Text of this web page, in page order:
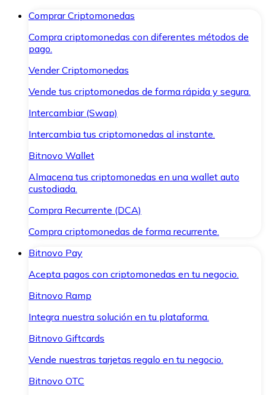
Comprar Criptomonedas
Compra criptomonedas con diferentes métodos de
pago.
Vender Criptomonedas
Vende tus criptomonedas de forma rápida y segura.
Intercambiar (Swap)
Intercambia tus criptomonedas al instante.
Bitnovo Wallet
Almacena tus criptomonedas en una wallet auto
custodiada.
Compra Recurrente (DCA)
Compra criptomonedas de forma recurrente.
Bitnovo Pay
Acepta pagos con criptomonedas en tu negocio.
Bitnovo Ramp
Integra nuestra solución en tu plataforma.
Bitnovo Giftcards
Vende nuestras tarjetas regalo en tu negocio.
Bitnovo OTC